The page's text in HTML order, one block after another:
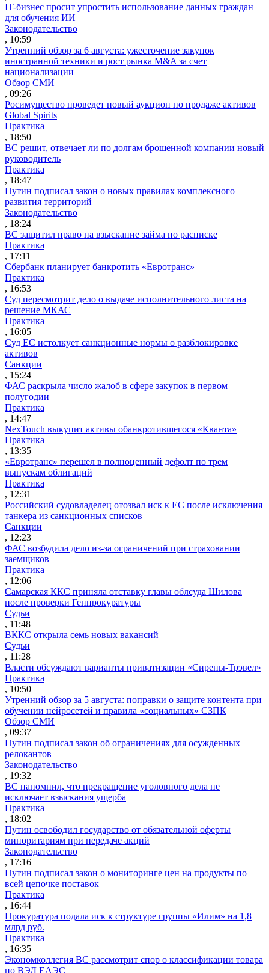
IT-бизнес просит упростить использование данных граждан
для обучения ИИ
Законодательство
, 10:59
Утренний обзор за 6 августа: ужесточение закупок
иностранной техники и рост рынка M&A за счет
национализации
Обзор СМИ
, 09:26
Росимущество проведет новый аукцион по продаже активов
Global Spirits
Практика
, 18:50
ВС решит, отвечает ли по долгам брошенной компании новый
руководитель
Практика
, 18:47
Путин подписал закон о новых правилах комплексного
развития территорий
Законодательство
, 18:24
ВС защитил право на взыскание займа по расписке
Практика
, 17:11
Сбербанк планирует банкротить «Евротранс»
Практика
, 16:53
Суд пересмотрит дело о выдаче исполнительного листа на
решение МКАС
Практика
, 16:05
Суд ЕС истолкует санкционные нормы о разблокировке
активов
Санкции
, 15:24
ФАС раскрыла число жалоб в сфере закупок в первом
полугодии
Практика
, 14:47
NexTouch выкупит активы обанкротившегося «Кванта»
Практика
, 13:35
«Евротранс» перешел в полноценный дефолт по трем
выпускам облигаций
Практика
, 12:31
Российский судовладелец отозвал иск к ЕС после исключения
танкера из санкционных списков
Санкции
, 12:23
ФАС возбудила дело из-за ограничений при страховании
заемщиков
Практика
, 12:06
Самарская ККС приняла отставку главы облсуда Шилова
после проверки Генпрокуратуры
Судьи
, 11:48
ВККС открыла семь новых вакансий
Судьи
, 11:28
Власти обсуждают варианты приватизации «Сирены-Трэвел»
Практика
, 10:50
Утренний обзор за 5 августа: поправки о защите контента при
обучении нейросетей и правила «социальных» СЗПК
Обзор СМИ
, 09:37
Путин подписал закон об ограничениях для осужденных
релокантов
Законодательство
, 19:32
ВС напомнил, что прекращение уголовного дела не
исключает взыскания ущерба
Практика
, 18:02
Путин освободил государство от обязательной оферты
миноритариям при передаче акций
Законодательство
, 17:16
Путин подписал закон о мониторинге цен на продукты по
всей цепочке поставок
Практика
, 16:44
Прокуратура подала иск к структуре группы «Илим» на 1,8
млрд руб.
Практика
, 16:35
Экономколлегия ВС рассмотрит спор о классификации товара
по ВЭД ЕАЭС